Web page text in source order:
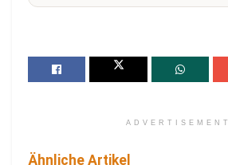
ADVERTISEMENT
Ähnliche Artikel